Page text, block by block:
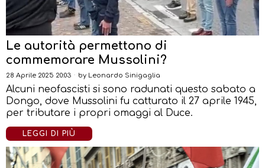
Le autorità permettono di
commemorare Mussolini?
28 Aprile 2025 20:03 by Leonardo Sinigaglia
Alcuni neofascisti si sono radunati questo sabato a
Dongo, dove Mussolini fu catturato il 27 aprile 1945,
per tributare i propri omaggi al Duce.
LEGGI DI PIÙ